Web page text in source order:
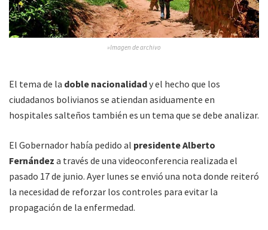
»Imagen de archivo
El tema de la doble nacionalidady el hecho que los
ciudadanos bolivianos se atiendan asiduamente en
hospitales salteños también es un tema que se debe analizar.
El Gobernador había pedido al presidente Alberto
Fernández a través de una videoconferencia realizada el
pasado 17 de junio. Ayer lunes se envió una nota donde reiteró
la necesidad de reforzar los controles para evitar la
propagación de la enfermedad.